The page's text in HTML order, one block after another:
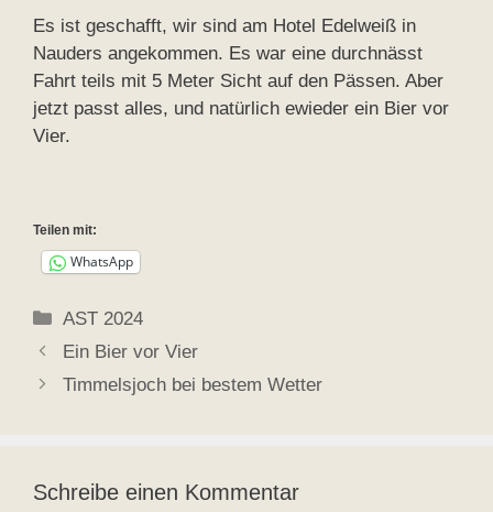
Es ist geschafft, wir sind am Hotel Edelweiß in
Nauders angekommen. Es war eine durchnässt
Fahrt teils mit 5 Meter Sicht auf den Pässen. Aber
jetzt passt alles, und natürlich ewieder ein Bier vor
Vier.
Teilen mit:
WhatsApp
Kategorien
AST 2024
Ein Bier vor Vier
Timmelsjoch bei bestem Wetter
Schreibe einen Kommentar